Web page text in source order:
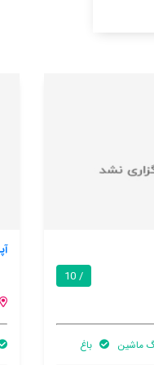
باغ آسانسور